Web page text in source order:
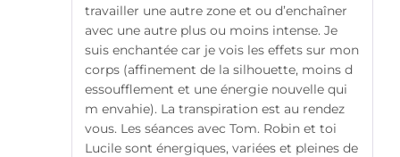
travailler une autre zone et ou d’enchaîner
avec une autre plus ou moins intense. Je
suis enchantée car je vois les effets sur mon
corps (affinement de la silhouette, moins d
essoufflement et une énergie nouvelle qui
m envahie). La transpiration est au rendez
vous. Les séances avec Tom. Robin et toi
Lucile sont énergiques, variées et pleines de